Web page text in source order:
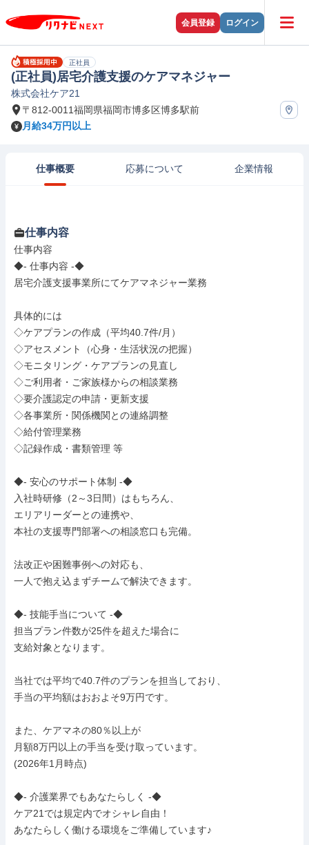
会員登録 ログイン
正社員
(正社員)居宅介護支援のケアマネジャー
株式会社ケア21
〒812-0011福岡県福岡市博多区博多駅前
月給34万円以上
仕事概要 応募について 企業情報
仕事内容
仕事内容
◆- 仕事内容 -◆
居宅介護支援事業所にてケアマネジャー業務
具体的には
◇ケアプランの作成（平均40.7件/月）
◇アセスメント（心身・生活状況の把握）
◇モニタリング・ケアプランの見直し
◇ご利用者・ご家族様からの相談業務
◇要介護認定の申請・更新支援
◇各事業所・関係機関との連絡調整
◇給付管理業務
◇記録作成・書類管理 等
◆- 安心のサポート体制 -◆
入社時研修（2～3日間）はもちろん、
エリアリーダーとの連携や、
本社の支援専門部署への相談窓口も完備。
法改正や困難事例への対応も、
一人で抱え込まずチームで解決できます。
◆- 技能手当について -◆
担当プラン件数が25件を超えた場合に
支給対象となります。
当社では平均で40.7件のプランを担当しており、
手当の平均額はおおよそ9万円です。
また、ケアマネの80％以上が
月額8万円以上の手当を受け取っています。
(2026年1月時点)
◆- 介護業界でもあなたらしく -◆
ケア21では規定内でオシャレ自由！
あなたらしく働ける環境をご準備しています♪